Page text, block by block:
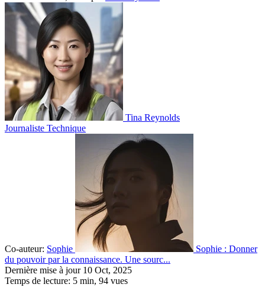
Tina Reynolds
Journaliste Technique
Co-auteur: Sophie
Sophie : Donner
du pouvoir par la connaissance. Une sourc...
Dernière mise à jour 10 Oct, 2025
Temps de lecture: 5 min, 94 vues